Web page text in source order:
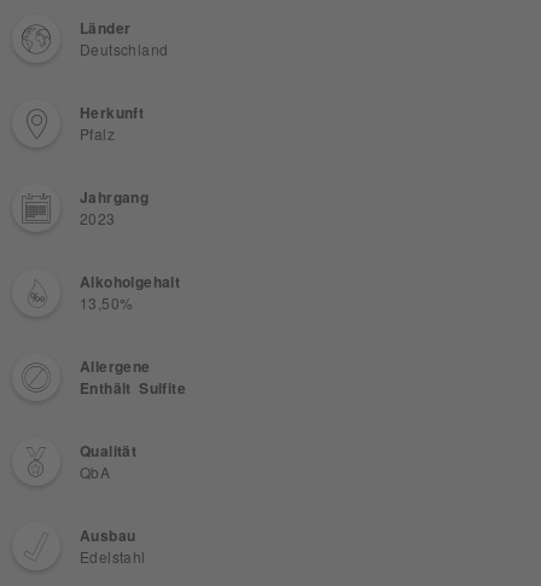
Länder
Deutschland
Herkunft
Pfalz
Jahrgang
2023
Alkoholgehalt
13,50%
Allergene
Enthält Sulfite
Qualität
QbA
Ausbau
Edelstahl